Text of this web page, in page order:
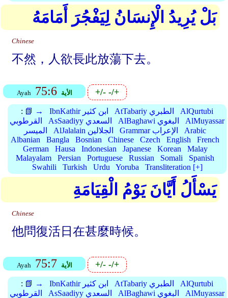
بَلْ يُرِيدُ الْإِنسَانُ لِيَفْجُرَ أَمَامَهُ
Chinese
不然，人欲長此放蕩下去。
Ayah 75:6 الأية +/--/+
: 📗 → IbnKathir ابن كثير AtTabariy الطبري
AlQurtubi
القرطوبي
AsSaadiyy السعدي AlBaghawi البغوي
AlMuyassar
الميسر
AlJalalain الجلالين Grammar الإعراب
Arabic
Albanian
Bangla Bosnian Chinese Czech English
French
German
Hausa Indonesian Japanese Korean
Malay
Malayalam
Persian Portuguese Russian Somali
Spanish
Swahili
Turkish Urdu Yoruba Transliteration [+]
يَسْأَلُ أَيَّانَ يَوْمُ الْقِيَامَةِ
Chinese
他問復活日在甚麼時候。
Ayah 75:7 الأية +/--/+
: 📗 → IbnKathir ابن كثير AtTabariy الطبري
AlQurtubi
القرطوبي
AsSaadiyy السعدي AlBaghawi البغوي
AlMuyassar